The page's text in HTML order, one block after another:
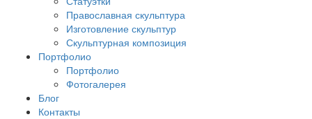
Православная скульптура
Изготовление скульптур
Скульптурная композиция
Портфолио
Портфолио
Фотогалерея
Блог
Контакты